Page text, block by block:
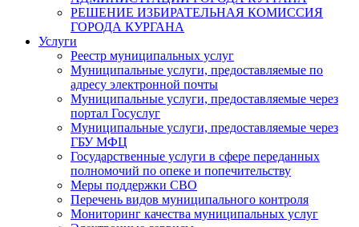
РЕШЕНИЕ ИЗБИРАТЕЛЬНАЯ КОМИССИЯ
ГОРОДА КУРГАНА
Услуги
Реестр муниципальных услуг
Муниципальные услуги, предоставляемые по
адресу электронной почты
Муниципальные услуги, предоставляемые через
портал Госуслуг
Муниципальные услуги, предоставляемые через
ГБУ МФЦ
Государственные услуги в сфере переданных
полномочий по опеке и попечительству
Меры поддержки СВО
Перечень видов муниципального контроля
Мониторинг качества муниципальных услуг